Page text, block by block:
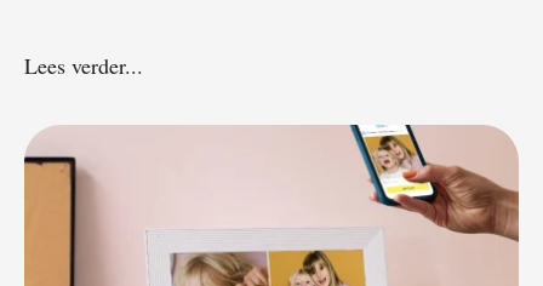
Lees verder...